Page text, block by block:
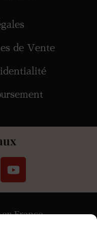
de Vente
en France